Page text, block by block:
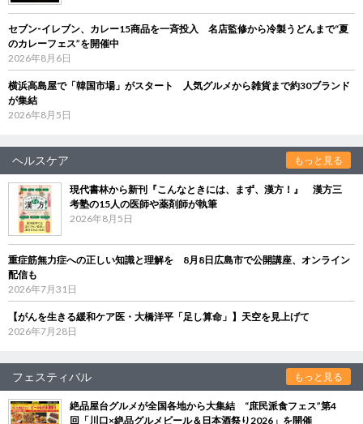
セブン‐イレブン、カレー15商品を一斉投入 名店監修から冷製うどんまで“夏
のカレーフェス”を開催中
2026年8月6日
横浜高島屋で「韓国市場」がスタート 人気グルメから雑貨まで約30ブランド
が集結
2026年8月5日
ヘルスケア もっと見る
現代書林から新刊『こんなときには、まず、漢方！』 漢方三
考塾の15人の医師や薬剤師が執筆
2026年8月5日
重症筋無力症への正しい知識と理解を 8月8日広島市で公開講座、オンライン
配信も
2026年7月31日
【がんを生きる緩和ケア医・大橋洋平「足し算命」】天空を見上げて
2026年7月28日
フェスティバル もっと見る
絶品屋台グルメが全国各地から大集結 “庶民派食フェス”第4
回「川口×絶品グルメビール＆日本酒祭り2026」を開催